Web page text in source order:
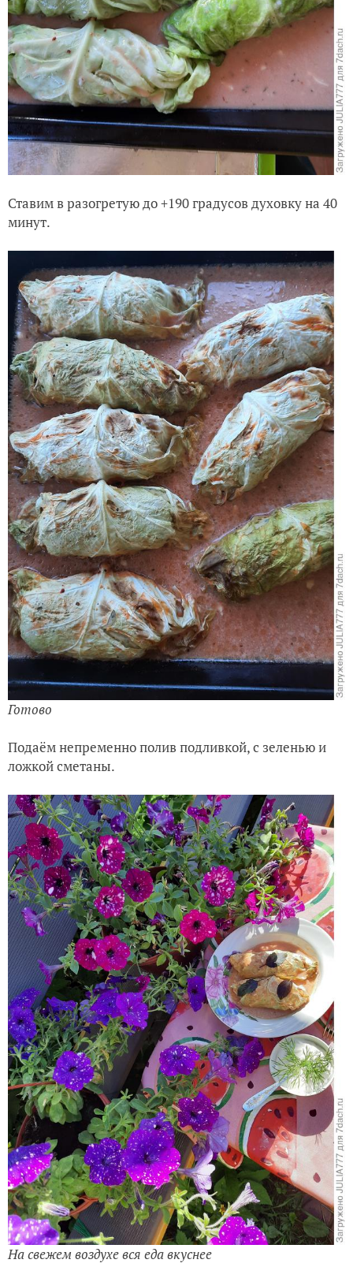
Ставим в разогретую до +190 градусов духовку на 40
минут.
Готово
Подаём непременно полив подливкой, с зеленью и
ложкой сметаны.
На свежем воздухе вся еда вкуснее